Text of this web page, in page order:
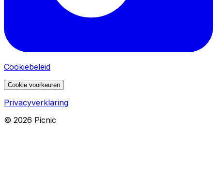
Cookiebeleid
Cookie voorkeuren
Privacyverklaring
© 2026 Picnic